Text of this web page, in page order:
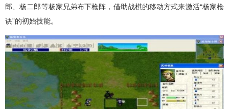
郎、杨二郎等杨家兄弟布下枪阵，借助战棋的移动方式来激活“杨家枪
诀”的初始技能。